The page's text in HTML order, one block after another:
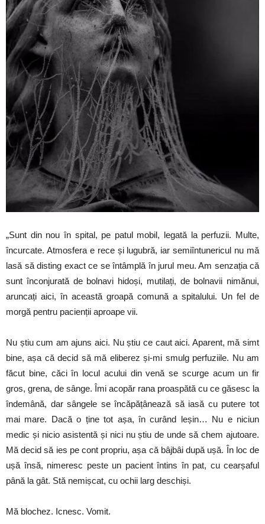
„Sunt din nou în spital, pe patul mobil, legată la perfuzii. Multe,
încurcate. Atmosfera e rece și lugubră, iar semiîntunericul nu mă
lasă să disting exact ce se întâmplă în jurul meu. Am senzația că
sunt înconjurată de bolnavi hidoși, mutilați, de bolnavii nimănui,
aruncați aici, în această groapă comună a spitalului. Un fel de
morgă pentru pacienții aproape vii.
Nu știu cum am ajuns aici. Nu știu ce caut aici. Aparent, mă simt
bine, așa că decid să mă eliberez și-mi smulg perfuziile. Nu am
făcut bine, căci în locul acului din venă se scurge acum un fir
gros, grena, de sânge. Îmi acopăr rana proaspătă cu ce găsesc la
îndemână, dar sângele se încăpățânează să iasă cu putere tot
mai mare. Dacă o ține tot așa, în curând leșin… Nu e niciun
medic și nicio asistentă și nici nu știu de unde să chem ajutoare.
Mă decid să ies pe cont propriu, așa că bâjbâi după ușă. În loc de
ușă însă, nimeresc peste un pacient întins în pat, cu cearșaful
până la gât. Stă nemișcat, cu ochii larg deschiși.
Mă blochez. Icnesc. Vomit.